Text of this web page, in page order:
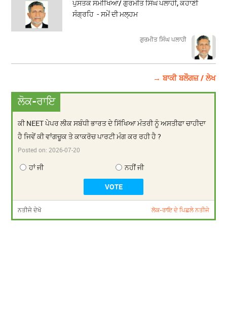
ਪੁਸਤਕ ਸਮੀਖਿਆ/ ਗੁਰਮੀਤ ਸਿੰਘ ਪਲਾਹੀ, ਕਹਾਣੀ
ਸੰਗ੍ਰਹਿ - ਸਮੇਂ ਦੀ ਮਲ੍ਹਮ
ਗੁਰਮੀਤ ਸਿੰਘ ਪਲਾਹੀ
→ ਬਾਕੀ ਬਲੌਗਜ਼ / ਲੇਖ
ਲੋਕ-ਰਾਇ
ਕੀ NEET ਪੇਪਰ ਲੀਕ ਸਬੰਧੀ ਭਾਰਤ ਦੇ ਸਿੱਖਿਆ ਮੰਤਰੀ ਨੂੰ ਅਸਤੀਫਾ ਚਾਹੀਦਾ
ਹੈ ਜਿਵੇਂ ਕੀ ਵਾਂਗਚੂਕ ਤੇ ਕਾਕਰੋਚ ਪਾਰਟੀ ਮੰਗ ਕਰ ਰਹੀ ਹੈ ?
Posted on:2026-07-20
ਹਾਂ ਜੀ ਨਹੀਂ ਜੀ
ਨਤੀਜੇ ਦੇਖੋ ਲੋਕ-ਰਾਇ ਦੇ ਪਿਛਲੇ ਨਤੀਜੇ